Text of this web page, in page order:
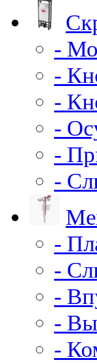
-
-
-
-
-
-
-
-
-
-
-